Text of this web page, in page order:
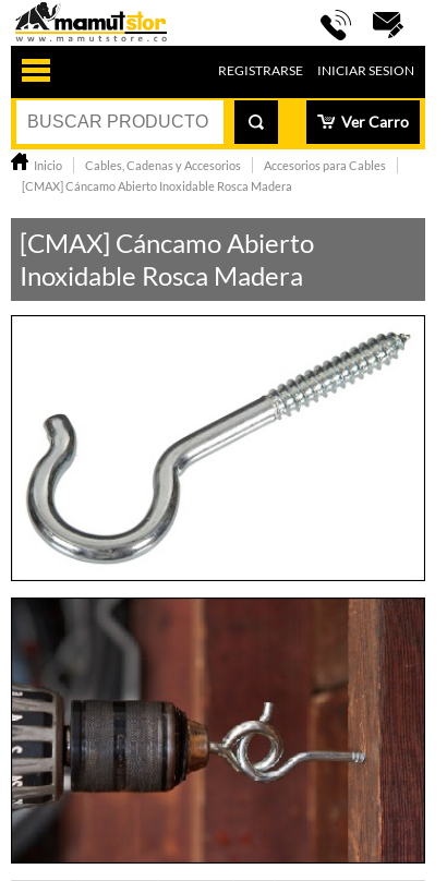
REGISTRARSE INICIAR SESION
Ver Carro
Inicio Cables, Cadenas y Accesorios
Accesorios para Cables
[CMAX] Cáncamo Abierto Inoxidable Rosca Madera
[CMAX] Cáncamo Abierto
Inoxidable Rosca Madera